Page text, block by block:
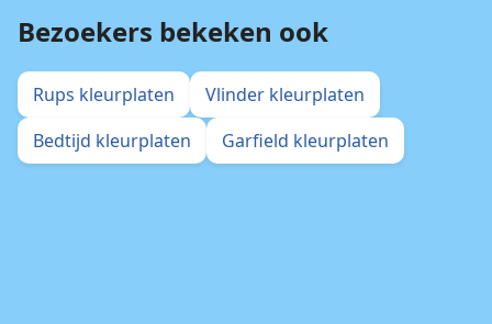
Bezoekers bekeken ook
Rups kleurplaten
Vlinder kleurplaten
Bedtijd kleurplaten
Garfield kleurplaten